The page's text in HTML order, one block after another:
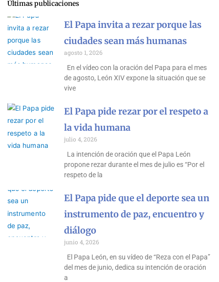
Últimas publicaciones
El Papa invita a rezar porque las
ciudades sean más humanas
agosto 1, 2026
En el vídeo con la oración del Papa para el mes
de agosto, León XIV expone la situación que se
vive
El Papa pide rezar por el respeto a
la vida humana
julio 4, 2026
La intención de oración que el Papa León
propone rezar durante el mes de julio es “Por el
respeto de la
El Papa pide que el deporte sea un
instrumento de paz, encuentro y
diálogo
junio 4, 2026
El Papa León, en su vídeo de “Reza con el Papa”
del mes de junio, dedica su intención de oración
a